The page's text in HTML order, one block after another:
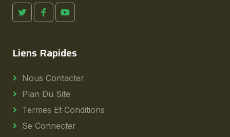
Liens Rapides
Nous Contacter
Plan Du Site
Termes Et Conditions
Se Connecter